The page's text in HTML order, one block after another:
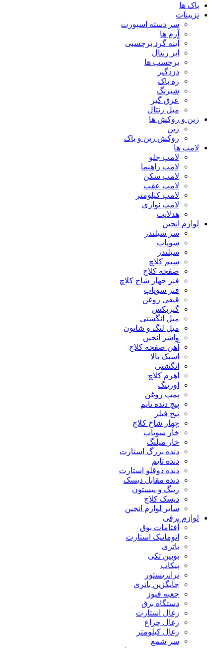
باک ها
تزیینات
سر دسته اسپورت
آرم ها
آینه گرد برچسبی
ابر رنتال
برچسب ها
دزدگیر
زه باک
شبرنگ
عرق گیر
میل رنتال
زین و روکش ها
زین
روکش زین و باک
لامپ ها
لامپ جلو
لامپ راهنما
لامپ سکن
لامپ عقب
لامپ کیلومتر
لامپ نواری
هدلایت
لوازم انجین
سر سیلندر
سوپاپ
سیلندر
سیم کلاچ
صفحه کلاچ
فنر چهار شاخ کلاچ
فنر سوپاپ
قیفی روغن
گیربکس
میل انگشتی
میل لنگ و شاتون
واشر انجین
آهن صفحه کلاچ
اسبک بالا
انگشتی
اهرم کلاچ
اورینگ
پمپ روغن
پیچ دنده تایم
پیچ فیلر
چهار شاخ کلاچ
خار سوپاپ
خار میلنگ
دنده بزرگ استارت
دنده تایم
دنده دوقلو استارت
دنده مقابل دیسک
رینگ و پیستون
دیسک کلاچ
سایر لوازم انجین
لوازم برقی
آفتامات بوق
اتوماتیک استارت
باتری
بوبین تکی
پیکاپ
ترانزیستور
جایگزین باتری
جعبه فیوز
دستگاه برق
زغال استارت
زغال چراغ
زغال کیلومتر
سر شمع